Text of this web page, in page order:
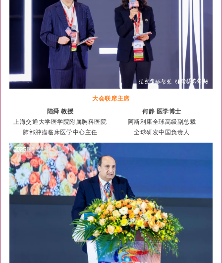
大会联席主席
陆舜 教授
上海交通大学医学院附属胸科医院
肺部肿瘤临床医学中心主任
何静 医学博士
阿斯利康全球高级副总裁
全球研发中国负责人